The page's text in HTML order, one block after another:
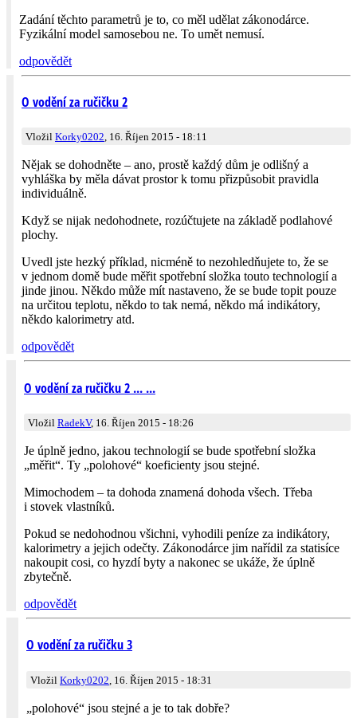
Zadání těchto parametrů je to, co měl udělat zákonodárce.
Fyzikální model samosebou ne. To umět nemusí.
odpovědět
O vodění za ručičku 2
Vložil Korky0202, 16. Říjen 2015 - 18:11
Nějak se dohodněte – ano, prostě každý dům je odlišný a
vyhláška by měla dávat prostor k tomu přizpůsobit pravidla
individuálně.
Když se nijak nedohodnete, rozúčtujete na základě podlahové
plochy.
Uvedl jste hezký příklad, nicméně to nezohledňujete to, že se
v jednom domě bude měřit spotřební složka touto technologií a
jinde jinou. Někdo může mít nastaveno, že se bude topit pouze
na určitou teplotu, někdo to tak nemá, někdo má indikátory,
někdo kalorimetry atd.
odpovědět
O vodění za ručičku 2 ... ...
Vložil RadekV, 16. Říjen 2015 - 18:26
Je úplně jedno, jakou technologií se bude spotřební složka
„měřit“. Ty „polohové“ koeficienty jsou stejné.
Mimochodem – ta dohoda znamená dohoda všech. Třeba
i stovek vlastníků.
Pokud se nedohodnou všichni, vyhodili peníze za indikátory,
kalorimetry a jejich odečty. Zákonodárce jim nařídil za statisíce
nakoupit cosi, co hyzdí byty a nakonec se ukáže, že úplně
zbytečně.
odpovědět
O vodění za ručičku 3
Vložil Korky0202 , 16. Říjen 2015 - 18:31
„polohové“ jsou stejné a je to tak dobře?